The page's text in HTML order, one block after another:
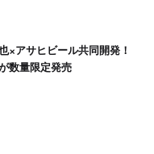
数量限定発売